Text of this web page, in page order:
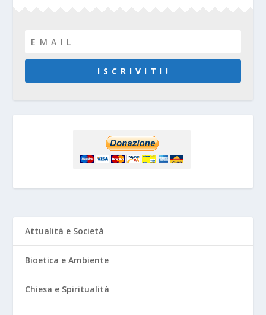
I S C R I V I T I !
Attualità e Società
Bioetica e Ambiente
Chiesa e Spiritualità